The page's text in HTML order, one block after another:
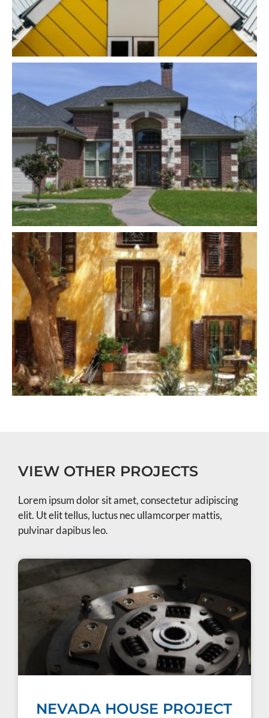
VIEW OTHER PROJECTS
Lorem ipsum dolor sit amet, consectetur adipiscing
elit. Ut elit tellus, luctus nec ullamcorper mattis,
pulvinar dapibus leo.
NEVADA HOUSE PROJECT